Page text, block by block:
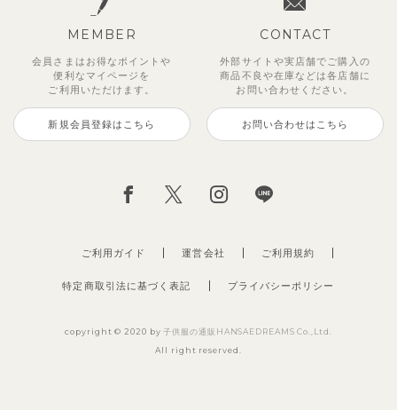
MEMBER
会員さまはお得なポイントや
便利な マイページを
ご利用いただけます。
新規会員登録はこちら
CONTACT
外部サイトや実店舗でご購入の
商品不良や在庫などは各店舗に
お問い合わせください。
お問い合わせはこちら
ご利用ガイド 運営会社
特定商取引法に基づく表記 プライバシーポリシー
ご利用規約
copyright © 2020 by子供服の通販HANSAEDREAMS Co.,Ltd.
All right reserved.